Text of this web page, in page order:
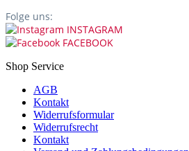
Folge uns:
INSTAGRAM
FACEBOOK
Shop Service
AGB
Kontakt
Widerrufsformular
Widerrufsrecht
Kontakt